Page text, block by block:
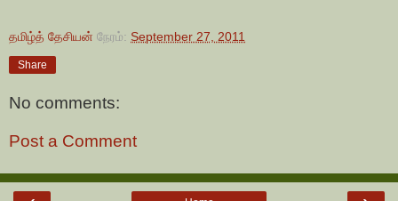
தமிழ்த் தேசியன் நேரம்: September 27, 2011
Share
No comments:
Post a Comment